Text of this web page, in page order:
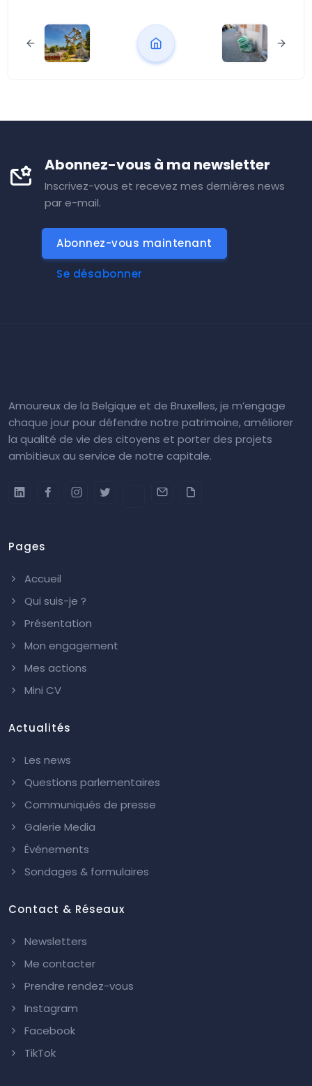
Abonnez-vous à ma newsletter
Inscrivez-vous et recevez mes dernières news
par e-mail.
Abonnez-vous maintenant
Se désabonner
Amoureux de la Belgique et de Bruxelles, je m’engage
chaque jour pour défendre notre patrimoine, améliorer
la qualité de vie des citoyens et porter des projets
ambitieux au service de notre capitale.
Pages
Accueil
Qui suis-je ?
Présentation
Mon engagement
Mes actions
Mini CV
Actualités
Les news
Questions parlementaires
Communiqués de presse
Galerie Media
Événements
Sondages & formulaires
Contact & Réseaux
Newsletters
Me contacter
Prendre rendez-vous
Instagram
Facebook
TikTok